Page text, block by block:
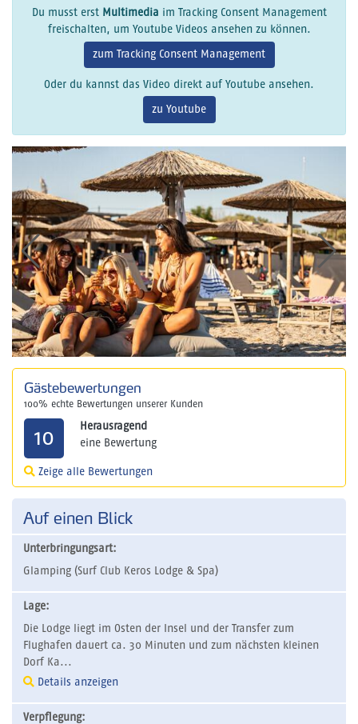
Du musst erst Multimedia im Tracking Consent Management
freischalten, um Youtube Videos ansehen zu können.
zum Tracking Consent Management
Oder du kannst das Video direkt auf Youtube ansehen.
zu Youtube
Gästebewertungen
100% echte Bewertungen unserer Kunden
10
Herausragend
eine Bewertung
Zeige alle Bewertungen
Auf einen Blick
Unterbringungsart:
Glamping (Surf Club Keros Lodge & Spa)
Lage:
Die Lodge liegt im Osten der Insel und der Transfer zum
Flughafen dauert ca. 30 Minuten und zum nächsten kleinen
Dorf Ka...
Details anzeigen
Verpflegung: